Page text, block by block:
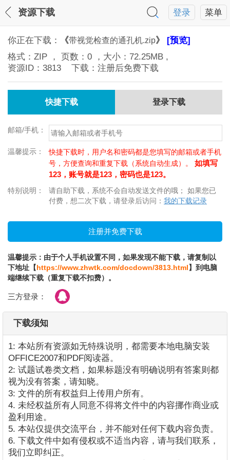
菜单
登录
资源下载
你正在下载： 《带视觉检查的通孔机.zip》 [预览]
格式： ZIP ， 页数： 0 ，大小： 72.25MB ,
资源ID： 3813 下载：注册后免费下载
快捷下载 登录下载
邮箱/手机：
温馨提示：
快捷下载时，用户名和密码都是您填写的邮箱或者手机
号，方便查询和重复下载（系统自动生成）。 如填写
123，账号就是123，密码也是123。
特别说明：
请自助下载，系统不会自动发送文件的哦； 如果您已
付费，想二次下载，请登录后访问： 我的下载记录
温馨提示：由于个人手机设置不同，如果发现不能下载，请复制以
下地址【https://www.zhwtk.com/docdown/3813.html】到电脑
端继续下载（重复下载不扣费）。
三方登录：
下载须知
1: 本站所有资源如无特殊说明，都需要本地电脑安装
OFFICE2007和PDF阅读器。
2: 试题试卷类文档，如果标题没有明确说明有答案则都
视为没有答案，请知晓。
3: 文件的所有权益归上传用户所有。
4. 未经权益所有人同意不得将文件中的内容挪作商业或
盈利用途。
5. 本站仅提供交流平台，并不能对任何下载内容负责。
6. 下载文件中如有侵权或不适当内容，请与我们联系，
我们立即纠正。